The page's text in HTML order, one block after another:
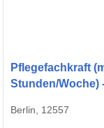
Pflegefachkraft
Stunden/Woche)
Berlin, 12557